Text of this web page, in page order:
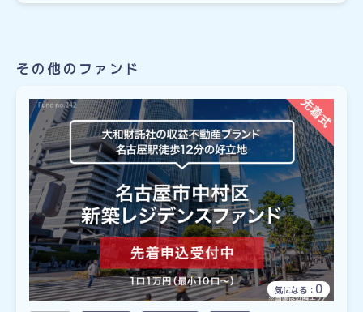
その他のファンド
気になる： 0